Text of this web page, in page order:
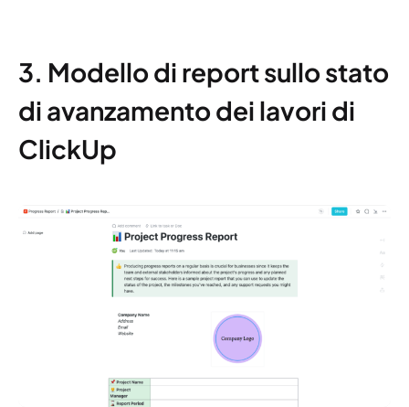
3. Modello di report sullo stato
di avanzamento dei lavori di
ClickUp